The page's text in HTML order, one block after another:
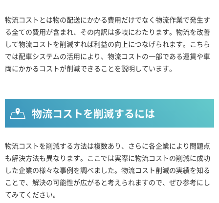
物流コストとは物の配送にかかる費用だけでなく物流作業で発生す
る全ての費用が含まれ、その内訳は多岐にわたります。物流を改善
して物流コストを削減すれば利益の向上につなげられます。こちら
では配車システムの活用により、物流コストの一部である運賃や車
両にかかるコストが削減できることを説明しています。
物流コストを削減するには
物流コストを削減する方法は複数あり、さらに各企業により問題点
も解決方法も異なります。ここでは実際に物流コストの削減に成功
した企業の様々な事例を調べました。物流コスト削減の実績を知る
ことで、解決の可能性が広がると考えられますので、ぜひ参考にし
てみてください。